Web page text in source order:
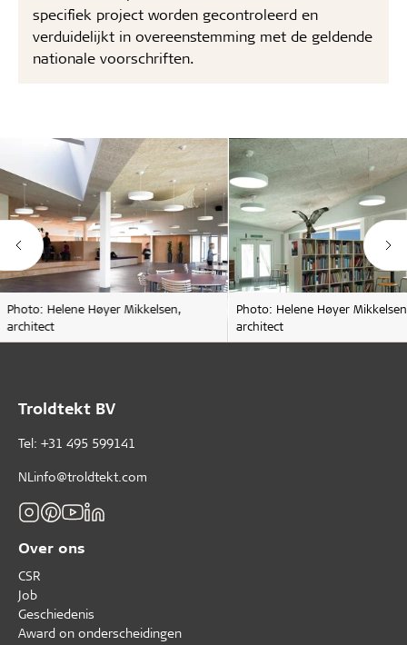
specifiek project worden gecontroleerd en
verduidelijkt in overeenstemming met de geldende
nationale voorschriften.
Photo: Helene Høyer Mikkelsen,
architect
Photo: Helene Høyer
architect
Troldtekt BV
Tel: +31 495 599141
NLinfo@troldtekt.com
Over ons
CSR
Job
Geschiedenis
Award on onderscheidingen